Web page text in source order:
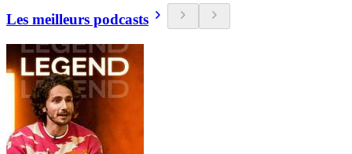
Les meilleurs podcasts